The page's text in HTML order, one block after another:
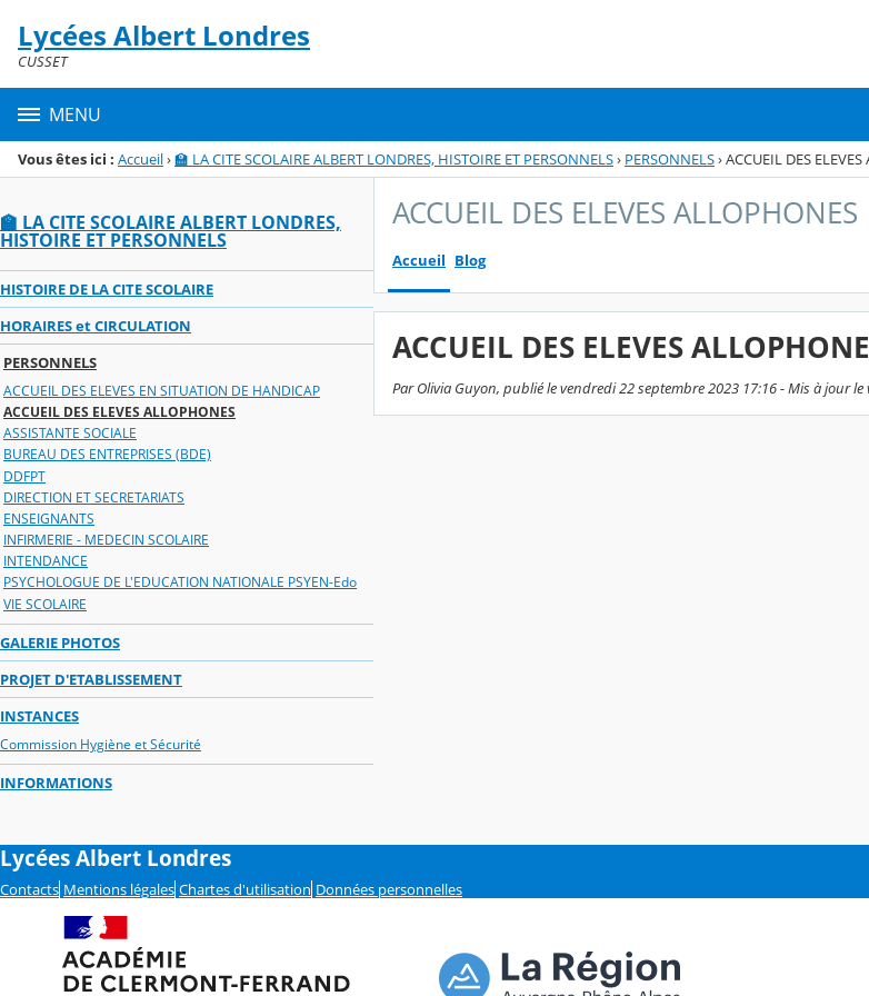
Menu de la rubrique
Contenu
Lycées Albert Londres
CUSSET
MENU
Vous êtes ici : Accueil›🏫 LA CITE SCOLAIRE ALBERT LONDRES, HISTOIRE ET PERSONNELS› PERSONNELS›ACCUEIL DES
🏫 LA CITE SCOLAIRE ALBERT LONDRES,
HISTOIRE ET PERSONNELS
HISTOIRE DE LA CITE SCOLAIRE
HORAIRES et CIRCULATION
PERSONNELS
ACCUEIL DES ELEVES EN SITUATION DE HANDICAP
ACCUEIL DES ELEVES ALLOPHONES
ASSISTANTE SOCIALE
BUREAU DES ENTREPRISES (BDE)
DDFPT
DIRECTION ET SECRETARIATS
ENSEIGNANTS
INFIRMERIE - MEDECIN SCOLAIRE
INTENDANCE
PSYCHOLOGUE DE L'EDUCATION NATIONALE PSYEN-Edo
VIE SCOLAIRE
GALERIE PHOTOS
PROJET D'ETABLISSEMENT
INSTANCES
Commission Hygiène et Sécurité
INFORMATIONS
ACCUEIL DES ELEVES ALLOPHONES
Accueil Blog
ACCUEIL DES ELEVES
Par Olivia Guyon, publié le vendredi 22 septembre 2023 17:16 - Mis à jour
Lycées Albert Londres
Contacts Mentions légales Chartes d'utilisation Données personnelles